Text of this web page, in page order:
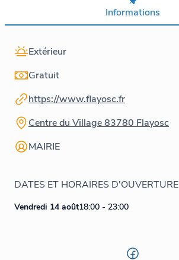
Informations
Extérieur
Gratuit
https://www.flayosc.fr
Centre du Village 83780 Flayosc
MAIRIE
DATES ET HORAIRES D'OUVERTURE
Vendredi 14 août18:00 - 23:00